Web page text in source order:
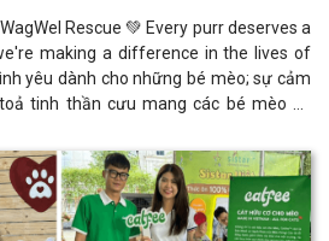
Every purr deserves a
making a difference in the lives of
tinh thần cưu mang các bé mèo cơ
nặng kinh tế cho các cô chú, anh chị
chia sẻ một phần gánh nặng này
sinh cho các trạm cứu hộ và cho các
sẽ, thơm tho. Catfee đã cam kết tài